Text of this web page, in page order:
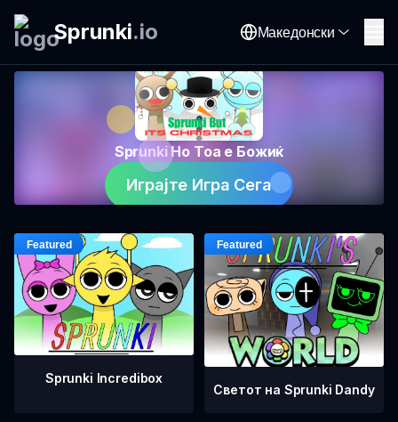
Sprunki.io Македонски
Sprunki Но Тоа е Божиќ
Играјте Игра Сега
Sprunki Incredibox
Светот на Sprunki Dandy